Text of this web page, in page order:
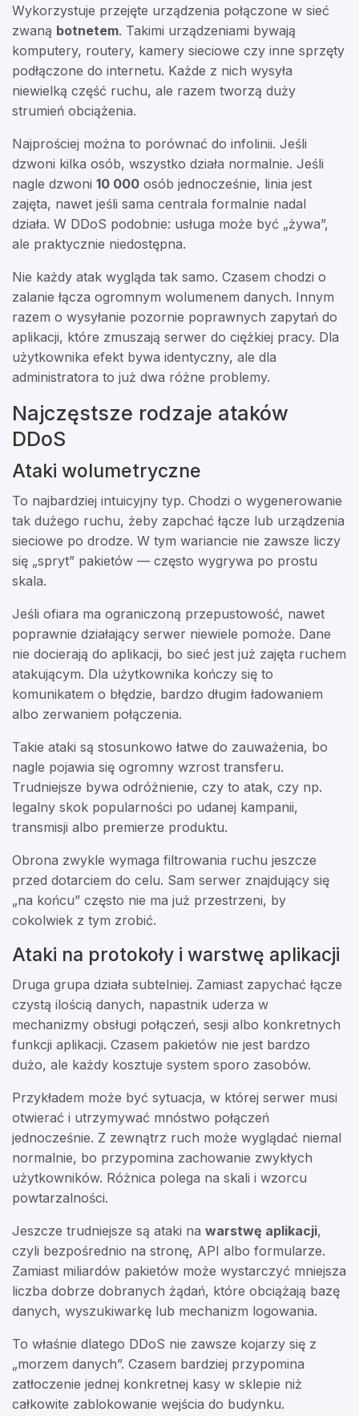
Wykorzystuje przejęte urządzenia połączone w sieć
zwaną botnetem. Takimi urządzeniami bywają
komputery, routery, kamery sieciowe czy inne sprzęty
podłączone do internetu. Każde z nich wysyła
niewielką część ruchu, ale razem tworzą duży
strumień obciążenia.
Najprościej można to porównać do infolinii. Jeśli
dzwoni kilka osób, wszystko działa normalnie. Jeśli
nagle dzwoni 10 000 osób jednocześnie, linia jest
zajęta, nawet jeśli sama centrala formalnie nadal
działa. W DDoS podobnie: usługa może być „żywa”,
ale praktycznie niedostępna.
Nie każdy atak wygląda tak samo. Czasem chodzi o
zalanie łącza ogromnym wolumenem danych. Innym
razem o wysyłanie pozornie poprawnych zapytań do
aplikacji, które zmuszają serwer do ciężkiej pracy. Dla
użytkownika efekt bywa identyczny, ale dla
administratora to już dwa różne problemy.
Najczęstsze rodzaje ataków
DDoS
Ataki wolumetryczne
To najbardziej intuicyjny typ. Chodzi o wygenerowanie
tak dużego ruchu, żeby zapchać łącze lub urządzenia
sieciowe po drodze. W tym wariancie nie zawsze liczy
się „spryt” pakietów — często wygrywa po prostu
skala.
Jeśli ofiara ma ograniczoną przepustowość, nawet
poprawnie działający serwer niewiele pomoże. Dane
nie docierają do aplikacji, bo sieć jest już zajęta ruchem
atakującym. Dla użytkownika kończy się to
komunikatem o błędzie, bardzo długim ładowaniem
albo zerwaniem połączenia.
Takie ataki są stosunkowo łatwe do zauważenia, bo
nagle pojawia się ogromny wzrost transferu.
Trudniejsze bywa odróżnienie, czy to atak, czy np.
legalny skok popularności po udanej kampanii,
transmisji albo premierze produktu.
Obrona zwykle wymaga filtrowania ruchu jeszcze
przed dotarciem do celu. Sam serwer znajdujący się
„na końcu” często nie ma już przestrzeni, by
cokolwiek z tym zrobić.
Ataki na protokoły i warstwę aplikacji
Druga grupa działa subtelniej. Zamiast zapychać łącze
czystą ilością danych, napastnik uderza w
mechanizmy obsługi połączeń, sesji albo konkretnych
funkcji aplikacji. Czasem pakietów nie jest bardzo
dużo, ale każdy kosztuje system sporo zasobów.
Przykładem może być sytuacja, w której serwer musi
otwierać i utrzymywać mnóstwo połączeń
jednocześnie. Z zewnątrz ruch może wyglądać niemal
normalnie, bo przypomina zachowanie zwykłych
użytkowników. Różnica polega na skali i wzorcu
powtarzalności.
Jeszcze trudniejsze są ataki na warstwę aplikacji,
czyli bezpośrednio na stronę, API albo formularze.
Zamiast miliardów pakietów może wystarczyć mniejsza
liczba dobrze dobranych żądań, które obciążają bazę
danych, wyszukiwarkę lub mechanizm logowania.
To właśnie dlatego DDoS nie zawsze kojarzy się z
„morzem danych”. Czasem bardziej przypomina
zatłoczenie jednej konkretnej kasy w sklepie niż
całkowite zablokowanie wejścia do budynku.